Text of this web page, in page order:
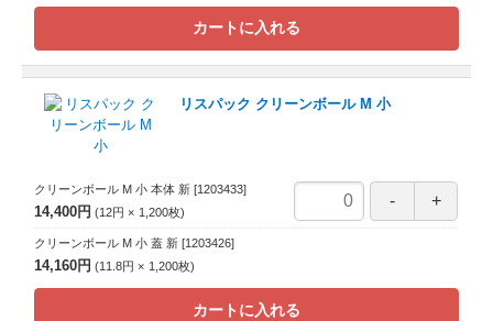
カートに入れる
リスパック クリーンボール M 小
クリーンボール M 小 本体 新 [1203433]
14,400円 12円 1,200枚
クリーンボール M 小 蓋 新 [1203426]
14,160円 11.8円 1,200枚
カートに入れる